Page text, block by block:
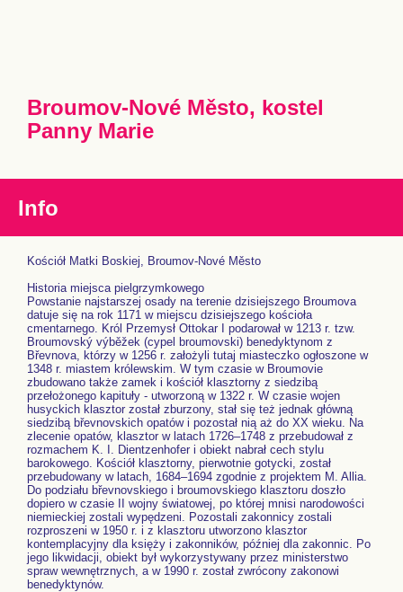
Broumov-Nové Město, kostel
Panny Marie
Info
Kościół Matki Boskiej, Broumov-Nové Město
Historia miejsca pielgrzymkowego
Powstanie najstarszej osady na terenie dzisiejszego Broumova
datuje się na rok 1171 w miejscu dzisiejszego kościoła
cmentarnego. Król Przemysł Ottokar I podarował w 1213 r. tzw.
Broumovský výběžek (cypel broumovski) benedyktynom z
Břevnova, którzy w 1256 r. założyli tutaj miasteczko ogłoszone w
1348 r. miastem królewskim. W tym czasie w Broumovie
zbudowano także zamek i kościół klasztorny z siedzibą
przełożonego kapituły - utworzoną w 1322 r. W czasie wojen
husyckich klasztor został zburzony, stał się też jednak główną
siedzibą břevnovskich opatów i pozostał nią aż do XX wieku. Na
zlecenie opatów, klasztor w latach 1726–1748 z przebudował z
rozmachem K. I. Dientzenhofer i obiekt nabrał cech stylu
barokowego. Kościół klasztorny, pierwotnie gotycki, został
przebudowany w latach, 1684–1694 zgodnie z projektem M. Allia.
Do podziału břevnovskiego i broumovskiego klasztoru doszło
dopiero w czasie II wojny światowej, po której mnisi narodowości
niemieckiej zostali wypędzeni. Pozostali zakonnicy zostali
rozproszeni w 1950 r. i z klasztoru utworzono klasztor
kontemplacyjny dla księży i zakonników, później dla zakonnic. Po
jego likwidacji, obiekt był wykorzystywany przez ministerstwo
spraw wewnętrznych, a w 1990 r. został zwrócony zakonowi
benedyktynów.